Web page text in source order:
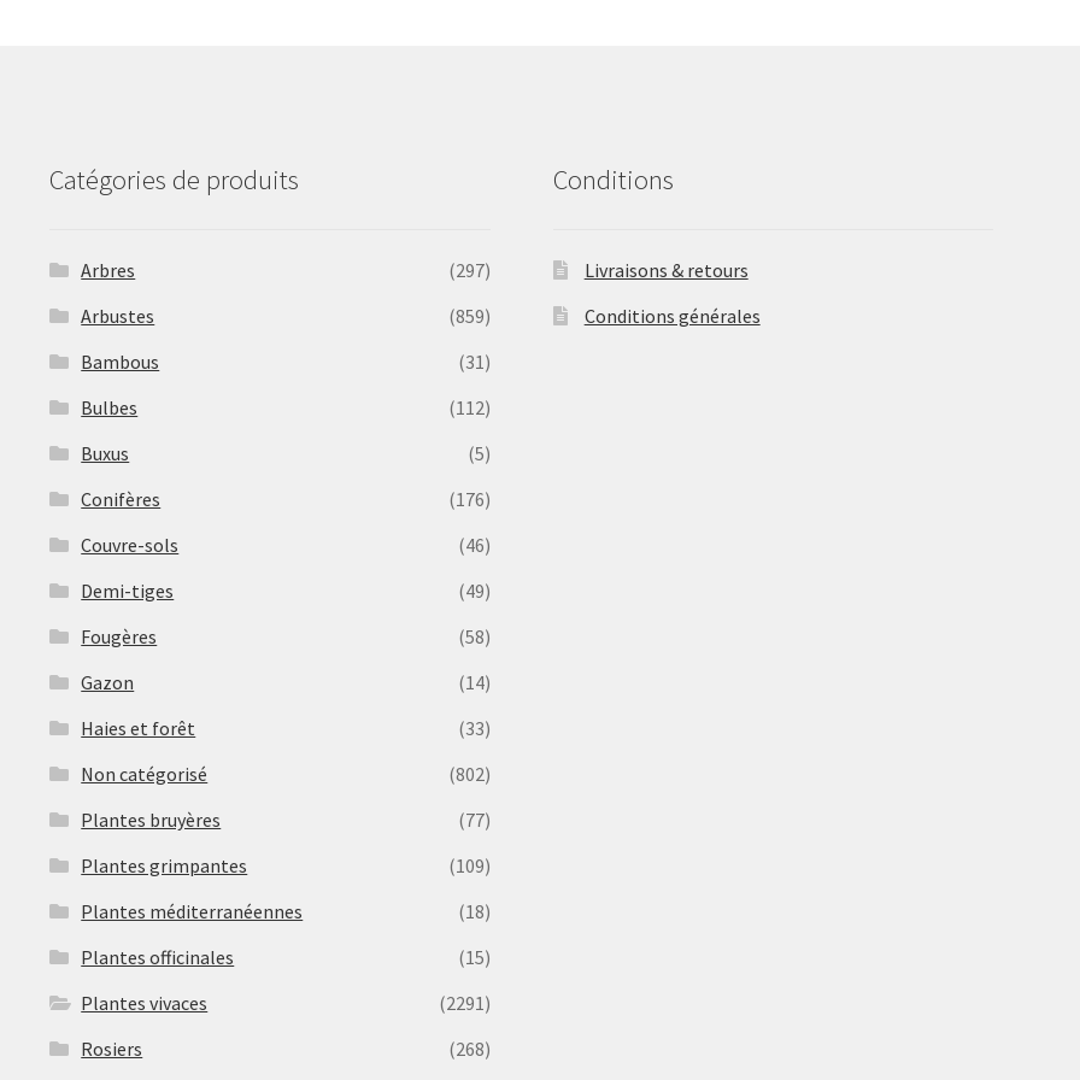
page
page
Catégories de produits
Arbres
(297)
Arbustes
(859)
Bambous
(31)
Bulbes
(112)
Buxus
(5)
Conifères
(176)
Couvre-sols
(46)
Demi-tiges
(49)
Fougères
(58)
Gazon
(14)
Haies et forêt
(33)
Non catégorisé
(802)
Plantes bruyères
(77)
Plantes grimpantes
(109)
Plantes méditerranéennes
(18)
Plantes officinales
(15)
Plantes vivaces
(2291)
Rosiers
(268)
Conditions
Livraisons & retours
Conditions générales